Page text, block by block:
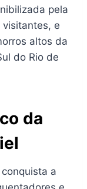
pela
visitantes, e
altos da
do Rio de
da
a